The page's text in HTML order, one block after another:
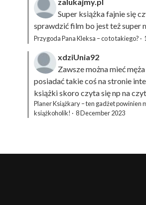
Super książka fajnie się
sprawdzić film bo jest też super
Przygoda Pana Kleksa – co to takiego? ·
xdziUnia92
Zawsze można mieć
posiadać takie coś na stronie
książki skoro czyta się np na
Planer Książkary – ten gadżet powinien
książkoholik! · 8 December 2023